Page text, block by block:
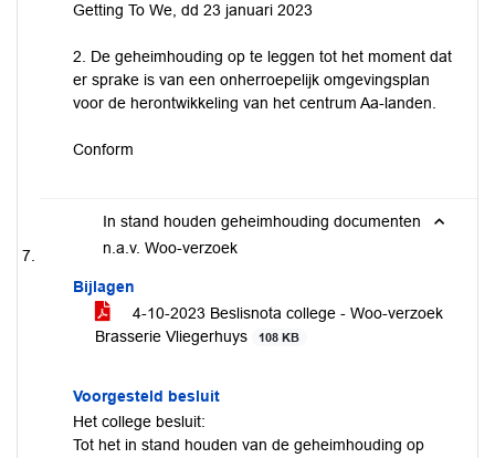
Getting To We, dd 23 januari 2023
2. De geheimhouding op te leggen tot het moment dat
er sprake is van een onherroepelijk omgevingsplan
voor de herontwikkeling van het centrum Aa-landen.
Conform
In stand houden geheimhouding documenten
n.a.v. Woo-verzoek
Bijlagen
4-10-2023 Beslisnota college - Woo-verzoek
Brasserie Vliegerhuys
108 KB
Voorgesteld besluit
Het college besluit:
Tot het in stand houden van de geheimhouding op